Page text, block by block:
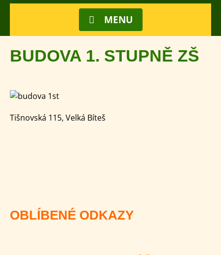
MENU
BUDOVA 1. STUPNĚ ZŠ
Tišnovská 115, Velká Bíteš
OBLÍBENÉ ODKAZY